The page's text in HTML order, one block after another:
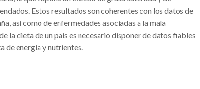
Estos resultados son coherentes con los datos de
así como de enfermedades asociadas a la mala
la dieta de un país es necesario disponer de datos fiables
de energía y nutrientes.